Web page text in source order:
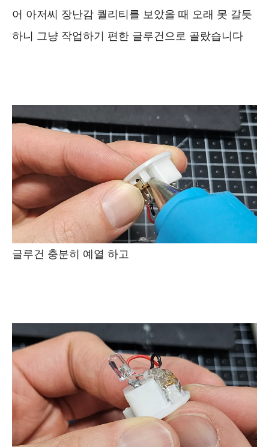
어 아저씨 장난감 퀄리티를 보았을 때 오래 못 갈듯
하니 그냥 작업하기 편한 글루건으로 골랐습니다
글루건 충분히 예열 하고